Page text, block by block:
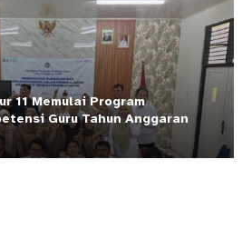
11 Memulai Program
Guru Tahun Anggaran